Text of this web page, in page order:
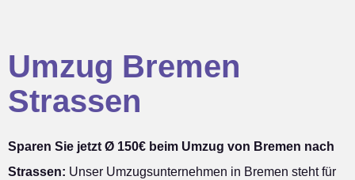
Umzug Bremen
Strassen
Sparen Sie jetzt Ø 150€ beim Umzug von Bremen nach
Strassen: Unser Umzugsunternehmen in Bremen steht für